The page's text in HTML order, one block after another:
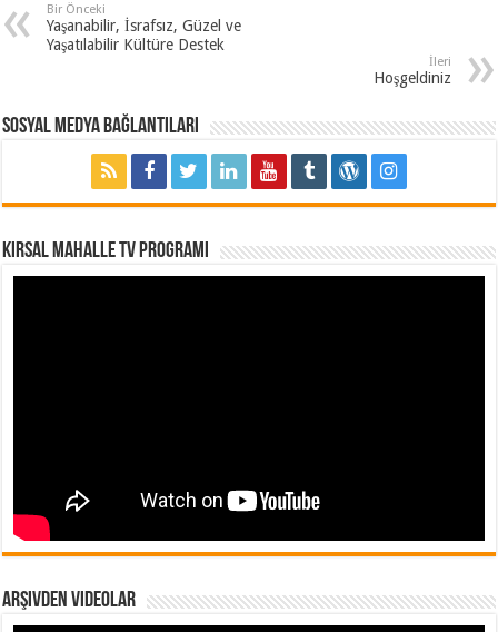
Bir Önceki
Yaşanabilir, İsrafsız, Güzel ve
Yaşatılabilir Kültüre Destek
İleri
Hoşgeldiniz
Sosyal Medya Bağlantıları
Kırsal Mahalle TV Programı
Arşivden Videolar